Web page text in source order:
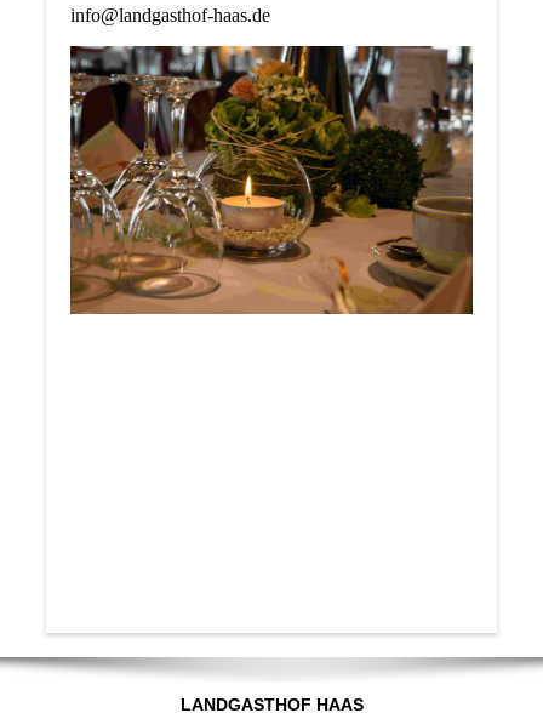
info@landgasthof-haas.de
LANDGASTHOF HAAS